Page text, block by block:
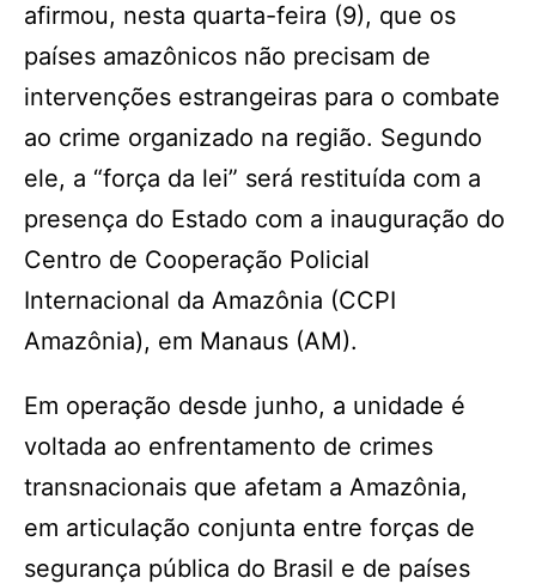
afirmou, nesta quarta-feira (9), que os
países amazônicos não precisam de
intervenções estrangeiras para o combate
ao crime organizado na região. Segundo
ele, a “força da lei” será restituída com a
presença do Estado com a inauguração do
Centro de Cooperação Policial
Internacional da Amazônia (CCPI
Amazônia), em Manaus (AM).
Em operação desde junho, a unidade é
voltada ao enfrentamento de crimes
transnacionais que afetam a Amazônia,
em articulação conjunta entre forças de
segurança pública do Brasil e de países